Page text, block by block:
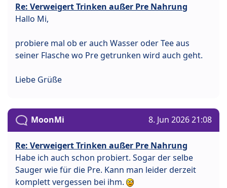
Re: Verweigert Trinken außer Pre Nahrung
Hallo Mi,
probiere mal ob er auch Wasser oder Tee aus
seiner Flasche wo Pre getrunken wird auch geht.
Liebe Grüße
MoonMi 8. Jun 2026 21:08
Re: Verweigert Trinken außer Pre Nahrung
Habe ich auch schon probiert. Sogar der selbe
Sauger wie für die Pre. Kann man leider derzeit
komplett vergessen bei ihm.